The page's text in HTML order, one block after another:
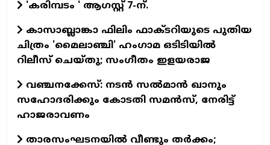
'കരിമ്പടം ' ആഗസ്റ്റ് 7-ന്.
കാസാബ്ലാങ്കാ ഫിലിം ഫാക്ടറിയുടെ പുതിയ
ചിത്രം 'മൈലാഞ്ചി' ഹംഗാമ ഒടിടിയില്‍
റിലീസ് ചെയ്തു; സംഗീതം ഇളയരാജ
വഞ്ചനക്കേസ്: നടന്‍ സല്‍മാന്‍ ഖാനും
സഹോദരിക്കും കോടതി സമന്‍സ്, നേരിട്ട്
ഹാജരാവണം
താരസംഘടനയില്‍ വീണ്ടും തര്‍ക്കം;